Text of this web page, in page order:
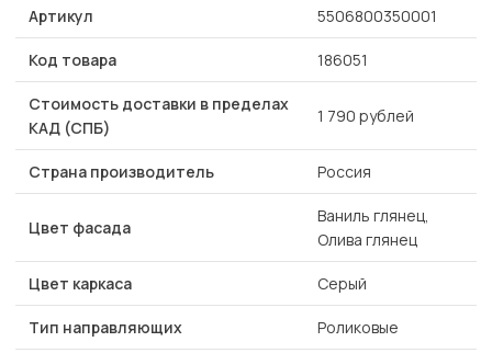
Артикул 5506800350001
Код товара 186051
Стоимость доставки в пределах
КАД (СПБ)
1 790 рублей
Страна производитель Россия
Цвет фасада
Ваниль глянец,
Олива глянец
Цвет каркаса Серый
Тип направляющих Роликовые